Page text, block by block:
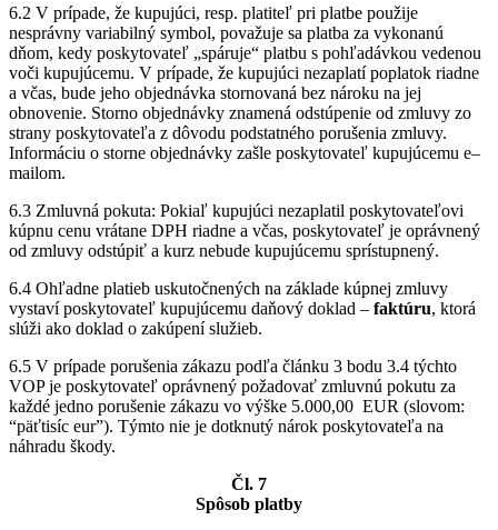
6.2 V prípade, že kupujúci, resp. platiteľ pri platbe použije
nesprávny variabilný symbol, považuje sa platba za vykonanú
dňom, kedy poskytovateľ „spáruje“ platbu s pohľadávkou vedenou
voči kupujúcemu. V prípade, že kupujúci nezaplatí poplatok riadne
a včas, bude jeho objednávka stornovaná bez nároku na jej
obnovenie. Storno objednávky znamená odstúpenie od zmluvy zo
strany poskytovateľa z dôvodu podstatného porušenia zmluvy.
Informáciu o storne objednávky zašle poskytovateľ kupujúcemu e–
mailom.
6.3 Zmluvná pokuta: Pokiaľ kupujúci nezaplatil poskytovateľovi
kúpnu cenu vrátane DPH riadne a včas, poskytovateľ je oprávnený
od zmluvy odstúpiť a kurz nebude kupujúcemu sprístupnený.
6.4 Ohľadne platieb uskutočnených na základe kúpnej zmluvy
vystaví poskytovateľ kupujúcemu daňový doklad – faktúru, ktorá
slúži ako doklad o zakúpení služieb.
6.5 V prípade porušenia zákazu podľa článku 3 bodu 3.4 týchto
VOP je poskytovateľ oprávnený požadovať zmluvnú pokutu za
každé jedno porušenie zákazu vo výške 5.000,00 EUR (slovom:
“päťtisíc eur”). Týmto nie je dotknutý nárok poskytovateľa na
náhradu škody.
Čl. 7
Spôsob platby